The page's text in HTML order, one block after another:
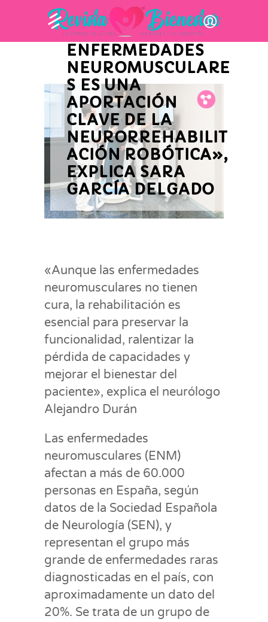
Fb.
Tw.
Pin.
LA PRIVACIDAD DE
PERSONAS CON
ENFERMEDADES
NEUROMUSCULARE
S ES UNA
APORTACIÓN
CLAVE DE LA
NEURORREHABILIT
ACIÓN ROBÓTICA»,
EXPLICA SARA
GARCÍA DELGADO
«Aunque las enfermedades
neuromusculares no tienen
cura, la rehabilitación es
esencial para preservar la
funcionalidad, ralentizar la
pérdida de capacidades y
mejorar el bienestar del
paciente», explica el neurólogo
Alejandro Durán
Las enfermedades
neuromusculares (ENM)
afectan a más de 60.000
personas en España, según
datos de la Sociedad Española
de Neurología (SEN), y
representan el grupo más
grande de enfermedades raras
diagnosticadas en el país, con
aproximadamente un dato del
20%. Se trata de un grupo de